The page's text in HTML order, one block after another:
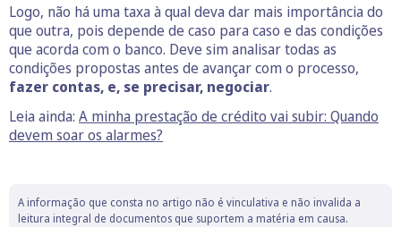
Logo, não há uma taxa à qual deva dar mais importância do
que outra, pois depende de caso para caso e das condições
que acorda com o banco. Deve sim analisar todas as
condições propostas antes de avançar com o processo,
fazer contas, e, se precisar, negociar.
Leia ainda: A minha prestação de crédito vai subir: Quando
devem soar os alarmes?
A informação que consta no artigo não é vinculativa e não invalida a
leitura integral de documentos que suportem a matéria em causa.